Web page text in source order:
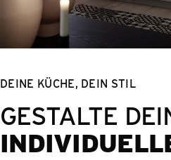
DEINE KÜCHE, DEIN STIL
GESTALTE